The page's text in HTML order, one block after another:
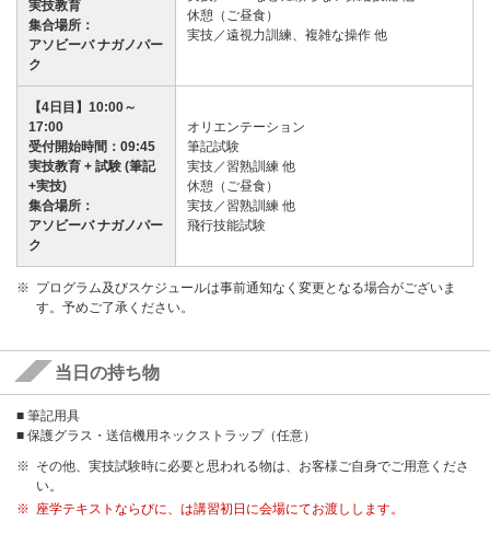
実技教育
集合場所：
アソビーバ ナガノパー
ク
休憩（ご昼食）
実技／遠視力訓練、複雑な操作 他
【4日目】10:00～
17:00
受付開始時間：09:45
実技教育 + 試験 (筆記
+実技)
集合場所：
アソビーバ ナガノパー
ク
オリエンテーション
筆記試験
実技／習熟訓練 他
休憩（ご昼食）
実技／習熟訓練 他
飛行技能試験
プログラム及びスケジュールは事前通知なく変更となる場合がございま
す。予めご了承ください。
当日の持ち物
■ 筆記用具
■ 保護グラス・送信機用ネックストラップ（任意）
その他、実技試験時に必要と思われる物は、お客様ご自身でご用意くださ
い。
座学テキストならびに、は講習初日に会場にてお渡しします。